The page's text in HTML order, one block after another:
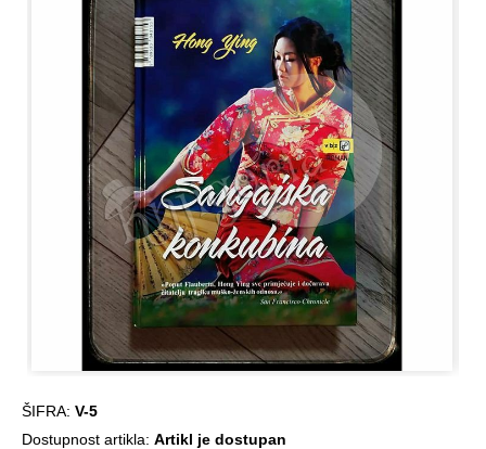
ŠIFRA: V-5
Dostupnost artikla: Artikl je dostupan